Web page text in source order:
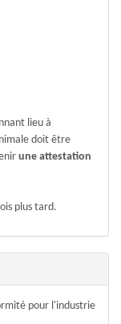
lieu à
doit être
une attestation
plus tard.
pour l'industrie